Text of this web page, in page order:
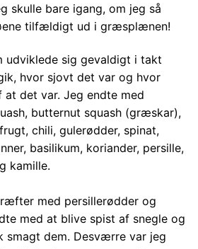
skulle bare igang, om jeg så
tilfældigt ud i græsplænen!
udviklede sig gevaldigt i takt
hvor sjovt det var og hvor
det var. Jeg endte med
butternut squash (græskar),
chili, gulerødder, spinat,
basilikum, koriander, persille,
kamille.
med persillerødder og
med at blive spist af snegle og
smagt dem. Desværre var jeg